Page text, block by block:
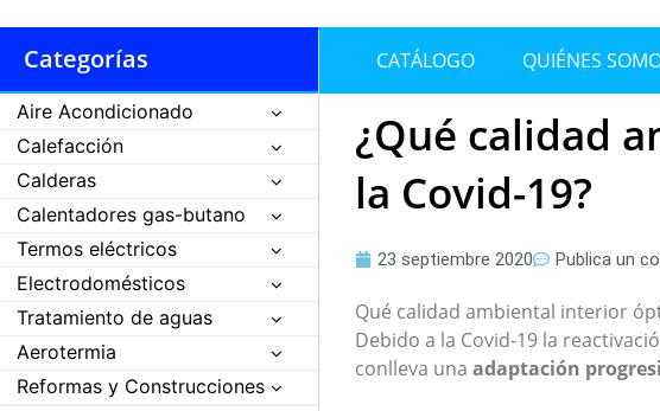
CATÁLOGO QUIÉNES
Categorías
Aire Acondicionado
Calefacción
Calderas
Calentadores gas-butano
Termos eléctricos
Electrodomésticos
Tratamiento de aguas
Aerotermia
Reformas y Construcciones
¿Qué calidad
la Covid-19?
23 septiembre 2020 Publica un
Qué calidad ambiental interior
Debido a la Covid-19 la
conlleva una adaptación